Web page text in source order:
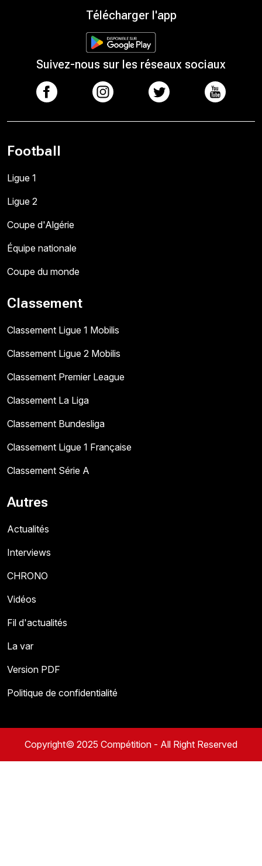
Télécharger l'app
Suivez-nous sur les réseaux sociaux
Football
Ligue 1
Ligue 2
Coupe d'Algérie
Équipe nationale
Coupe du monde
Classement
Classement Ligue 1 Mobilis
Classement Ligue 2 Mobilis
Classement Premier League
Classement La Liga
Classement Bundesliga
Classement Ligue 1 Française
Classement Série A
Autres
Actualités
Interviews
CHRONO
Vidéos
Fil d'actualités
La var
Version PDF
Politique de confidentialité
Copyright© 2025 Compétition - All Right Reserved